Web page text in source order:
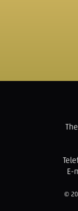
E-
©